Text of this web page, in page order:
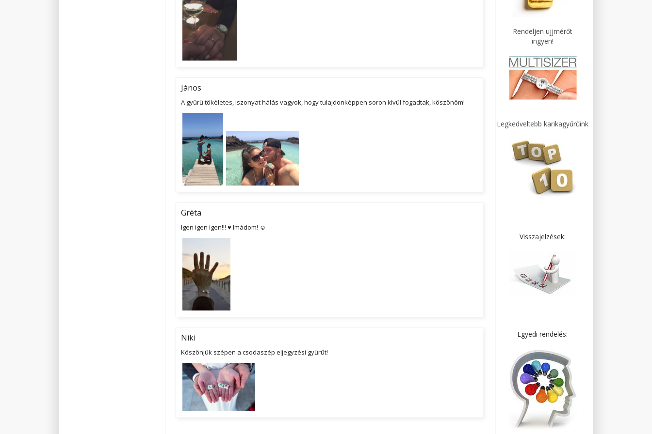
János
A gyűrű tökéletes, iszonyat hálás vagyok, hogy tulajdonképpen soron kívül fogadtak, köszönöm!
Gréta
Igen igen igen!!! ♥ Imádom! ☺
Niki
Köszönjük szépen a csodaszép eljegyzési gyűrűt!
Rendeljen ujjmérőt
ingyen!
Legkedveltebb karikagyűrűink
Visszajelzések:
Egyedi rendelés: